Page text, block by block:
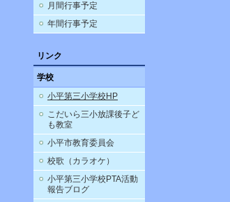
月間行事予定
年間行事予定
リンク
学校
小平第三小学校HP
こだいら三小放課後子ど
も教室
小平市教育委員会
校歌（カラオケ）
小平第三小学校PTA活動
報告ブログ